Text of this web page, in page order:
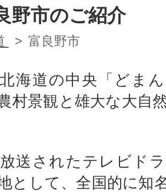
野市のご紹介
富良野市
海道の中央「どま
村景観と雄大な大自
送されたテレビド
として、全国的に知